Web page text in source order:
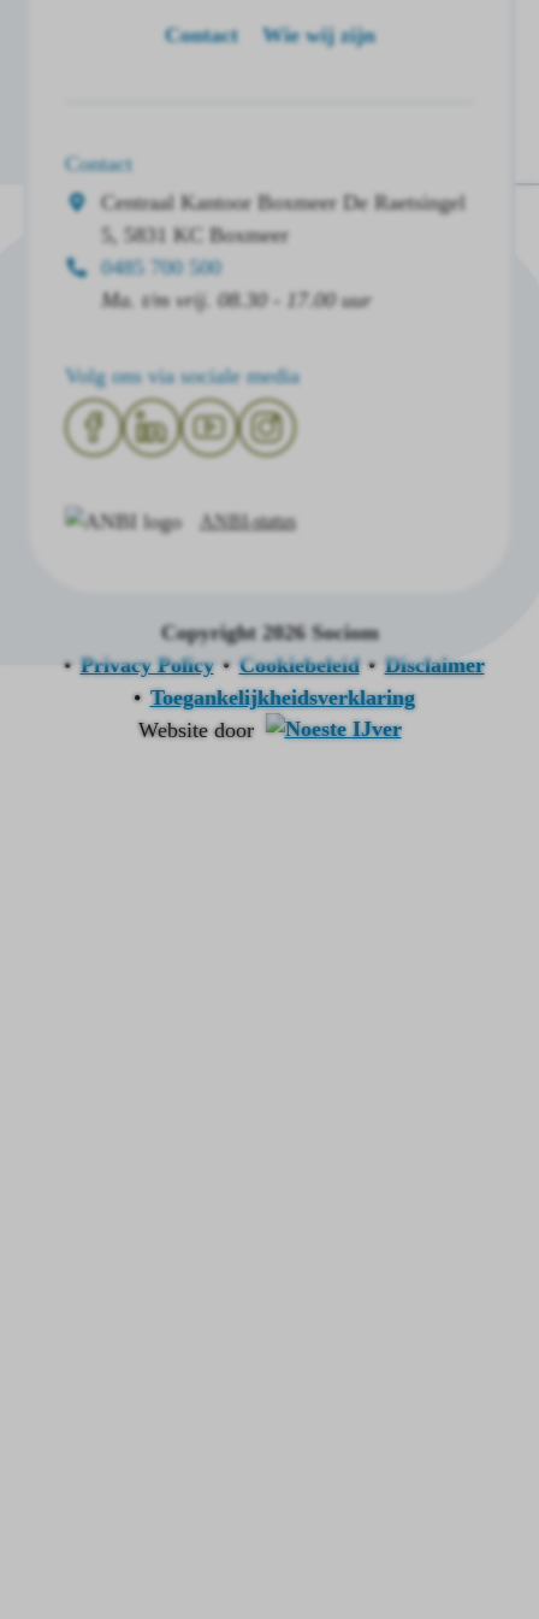
Contact Wie wij zijn
Contact
Centraal Kantoor Boxmeer De Raetsingel
5, 5831 KC Boxmeer
0485 700 500
Ma. t/m vrij. 08.30 - 17.00 uur
Volg ons via sociale media
ANBI-status
Copyright 2026 Sociom
Privacy Policy
Cookiebeleid
Disclaimer
Toegankelijkheidsverklaring
Website door